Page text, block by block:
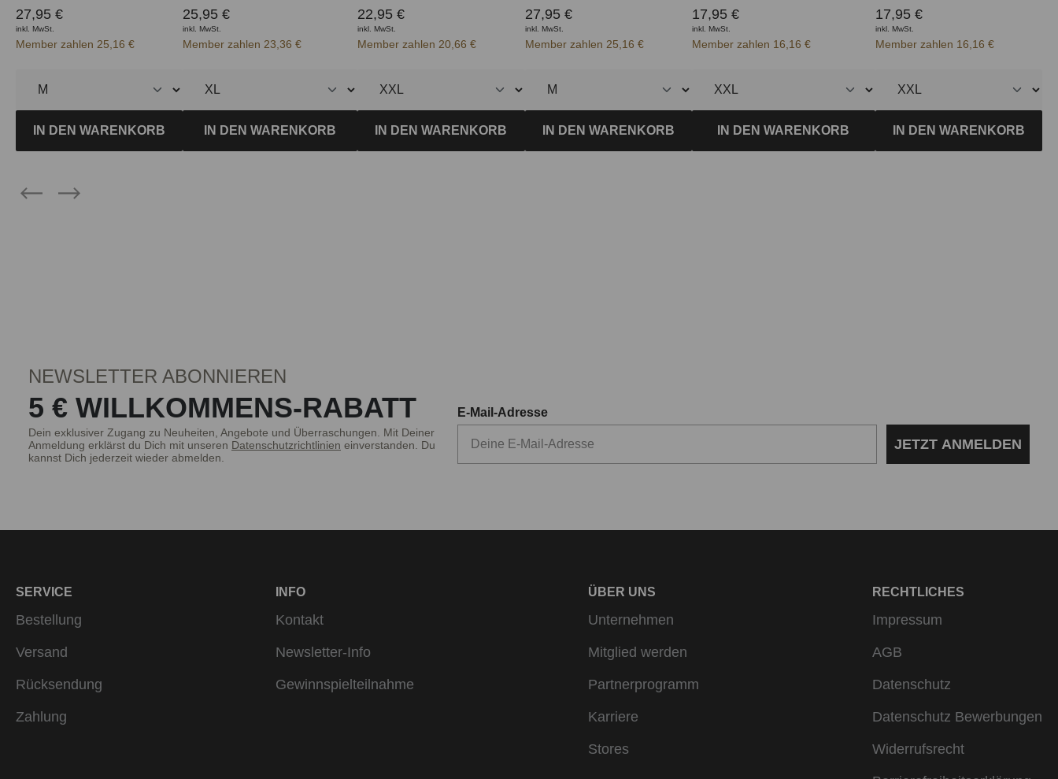
27,95 €
inkl. MwSt.
Member zahlen 25,16 €
IN DEN WARENKORB
25,95 €
inkl. MwSt.
Member zahlen 23,36 €
IN DEN WARENKORB
22,95 €
inkl. MwSt.
Member zahlen 20,66 €
IN DEN WARENKORB
27,95 €
inkl. MwSt.
Member zahlen 25,16 €
IN DEN WARENKORB
17,95 €
inkl. MwSt.
Member zahlen 16,16 €
IN DEN WARENKORB
17,95 €
inkl. MwSt.
Member zahlen 16,16 €
IN DEN WARENKORB
NEWSLETTER ABONNIEREN
5 € WILLKOMMENS-RABATT
Dein exklusiver Zugang zu Neuheiten, Angebote und Überraschungen. Mit Deiner
Anmeldung erklärst du Dich mit unseren Datenschutzrichtlinien einverstanden. Du
kannst Dich jederzeit wieder abmelden.
E-Mail-Adresse
JETZT ANMELDEN
SERVICE
Bestellung
Versand
Rücksendung
Zahlung
INFO
Kontakt
Newsletter-Info
Gewinnspielteilnahme
ÜBER UNS
Unternehmen
Mitglied werden
Partnerprogramm
Karriere
Stores
RECHTLICHES
Impressum
AGB
Datenschutz
Datenschutz Bewerbungen
Widerrufsrecht